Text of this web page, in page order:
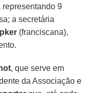
9
a secretária
(franciscana),
, que serve em
da Associação e